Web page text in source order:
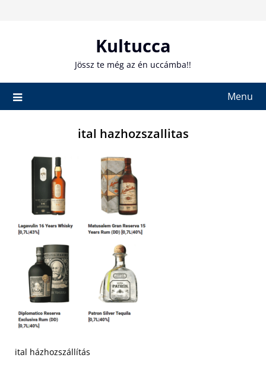
Kultucca
Jössz te még az én uccámba!!
Menu
ital hazhozszallitas
ital házhozszállítás